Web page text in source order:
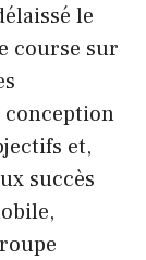
le
course sur
conception
et,
succès